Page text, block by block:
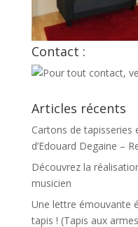
Contact :
Articles récents
Cartons de tapisseries
d’Edouard Degaine –
Découvrez la
musicien
Une lettre émouvante
tapis ! (Tapis aux